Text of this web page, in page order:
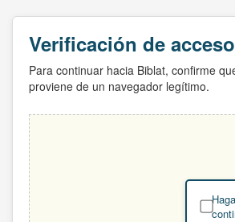
Verificación de acceso
Para continuar hacia Biblat, confirme
proviene de un navegador legítimo.